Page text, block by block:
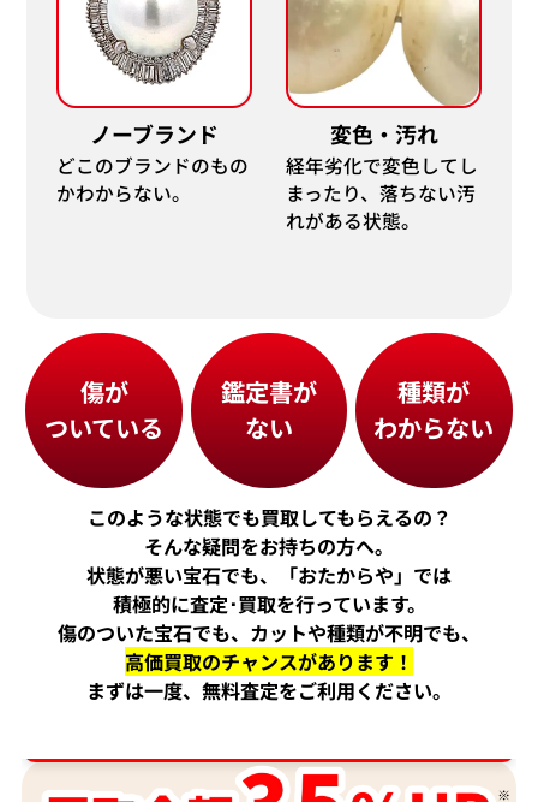
ノーブランド
どこのブランドのもの
かわからない。
変色・汚れ
経年劣化で変色してし
まったり、落ちない汚
れがある状態。
傷が
ついている
鑑定書が
ない
種類が
わからない
このような状態でも買取してもらえるの？
そんな疑問をお持ちの方へ。
状態が悪い宝石でも、「おたからや」では
積極的に査定･買取を行っています。
傷のついた宝石でも、カットや種類が不明でも、
高価買取のチャンスがあります！
まずは一度、無料査定をご利用ください。